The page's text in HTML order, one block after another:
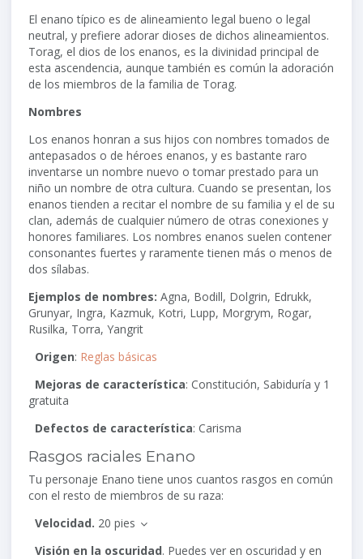
El enano típico es de alineamiento legal bueno o legal
neutral, y prefiere adorar dioses de dichos alineamientos.
Torag, el dios de los enanos, es la divinidad principal de
esta ascendencia, aunque también es común la adoración
de los miembros de la familia de Torag.
Nombres
Los enanos honran a sus hijos con nombres tomados de
antepasados o de héroes enanos, y es bastante raro
inventarse un nombre nuevo o tomar prestado para un
niño un nombre de otra cultura. Cuando se presentan, los
enanos tienden a recitar el nombre de su familia y el de su
clan, además de cualquier número de otras conexiones y
honores familiares. Los nombres enanos suelen contener
consonantes fuertes y raramente tienen más o menos de
dos sílabas.
Ejemplos de nombres: Agna, Bodill, Dolgrin, Edrukk,
Grunyar, Ingra, Kazmuk, Kotri, Lupp, Morgrym, Rogar,
Rusilka, Torra, Yangrit
Origen: Reglas básicas
Mejoras de característica: Constitución, Sabiduría y 1
gratuita
Defectos de característica: Carisma
Rasgos raciales Enano
Tu personaje Enano tiene unos cuantos rasgos en común
con el resto de miembros de su raza:
Velocidad. 20 pies
Visión en la oscuridad. Puedes ver en oscuridad y en